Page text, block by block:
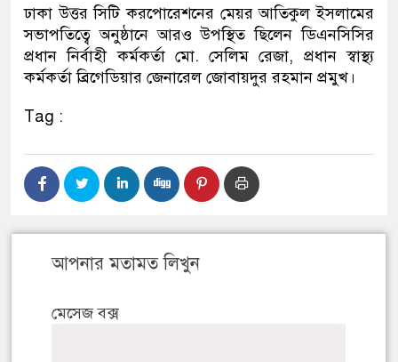
ঢাকা উত্তর সিটি করপোরেশনের মেয়র আতিকুল ইসলামের
সভাপতিত্বে অনুষ্ঠানে আরও উপস্থিত ছিলেন ডিএনসিসির
প্রধান নির্বাহী কর্মকর্তা মো. সেলিম রেজা, প্রধান স্বাস্থ্য
কর্মকর্তা ব্রিগেডিয়ার জেনারেল জোবায়দুর রহমান প্রমুখ।
Tag :
আপনার মতামত লিখুন
মেসেজ বক্স